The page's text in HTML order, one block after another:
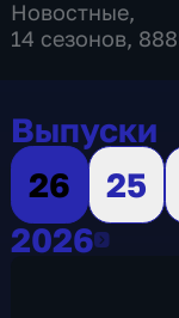
Новостные,
14 сезонов,
Выпуски
26
25
20262026